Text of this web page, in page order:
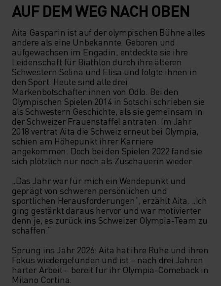
AUF DEM WEG NACH OBEN
Aita Gasparin ist auf der olympischen Bühne alles
andere als eine Unbekannte. Geboren und
aufgewachsen im Engadin, entdeckte sie ihre
Leidenschaft für Biathlon durch ihre älteren
Schwestern Selina und Elisa und folgte ihnen in
den Sport. Heute sind alle drei
Markenbotschafter:innen von Odlo. Bei den
Olympischen Spielen 2014 in Sotschi schrieben sie
als Schwestern Geschichte, als sie gemeinsam in
der Schweizer Frauenstaffel antraten. Im Jahr
2018 vertrat Aita die Schweiz erneut bei Olympia,
schien am Höhepunkt ihrer Karriere
angekommen. Doch bei den Spielen 2022 fand sie
sich plötzlich nur noch als Zuschauerin wieder.
„Das Jahr war für mich ein Wendepunkt und
geprägt von schweren persönlichen und
sportlichen Herausforderungen“, erzählt Aita. „Ich
ging gestärkt daraus hervor und war motivierter
denn je, es zurück ins Schweizer Olympia-Team zu
schaffen.“
Sprung ins Jahr 2026: Aita hat ihre Ruhe und ihren
Fokus wiedergefunden und ist – nach drei Jahren
harter Arbeit – bereit für ihr Olympia-Comeback in
Milano Cortina.